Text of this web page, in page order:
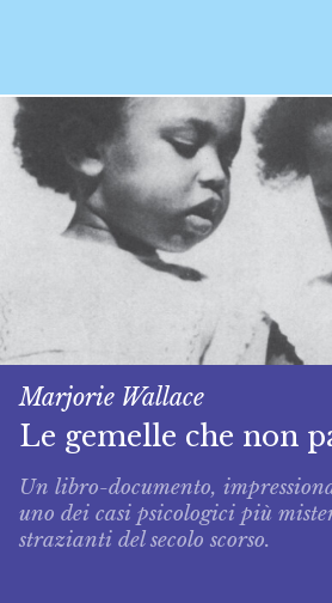
Marjorie Wallace
Le gemelle che non
Un libro-­documento,
uno dei casi psicologici più
strazianti del secolo scorso.